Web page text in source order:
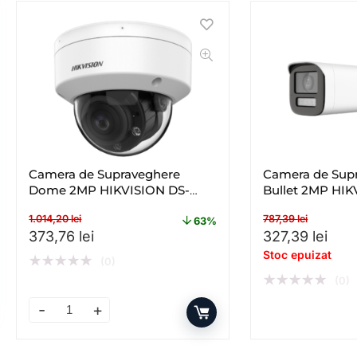
Camera de Supraveghere
Dome 2MP HIKVISION DS-
12MM), Lentila Varifocala: 2.8-
12mm
1.014,20lei
Prețul inițial a fost: 1.014,20 lei.
373,76 leiPrețul curent este: 373,76 lei.
63%
★★★★★
Camera de Supraveghere Dome 2MP HIKVISION
Camera de
Bullet 2MP
Lentila
787,39lei
Prețul inițial a
327,39 lei
Stoc epuizat
★★★★★